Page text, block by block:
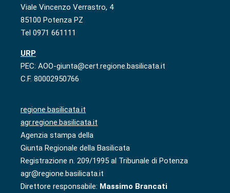
Viale Vincenzo Verrastro, 4
85100 Potenza PZ
Tel 0971 661111
URP
PEC: AOO-giunta@cert.regione.basilicata.it
C.F. 80002950766
regione.basilicata.it
agr.regione.basilicata.it
Agenzia stampa della
Giunta Regionale della Basilicata
Registrazione n. 209/1995 al Tribunale di Potenza
agr@regione.basilicata.it
Direttore responsabile: Massimo Brancati